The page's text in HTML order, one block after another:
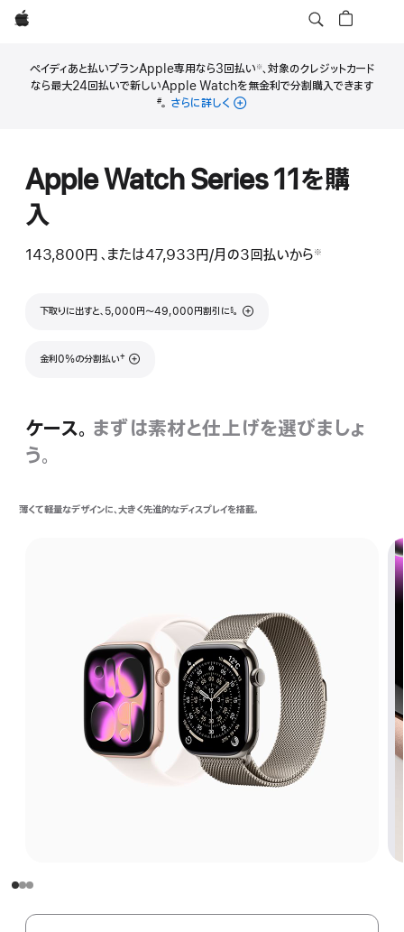
Apple
ペイディあと払いプランApple専用なら3回払い
注
※、対象のクレジットカード
なら最大24回払いで新しいApple Watchを無金利で分割購入できます
#。 さらに詳しく
Apple Watch Series 11を購
入
143,800円 、または47,933円/月 月
の3回払いから※
下取りに出すと、5,000円〜49,000円割引に§。
金利0%の分割払い脚注
†
ケース。 まずは素材と仕上げを選びましょ
う。
薄くて軽量なデザインに、大きく先進的なディスプレイを搭載。